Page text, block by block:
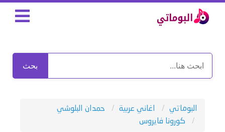
بحث
البوماتي اغاني عربية
حمدان البلوشي
كورونا فايروس